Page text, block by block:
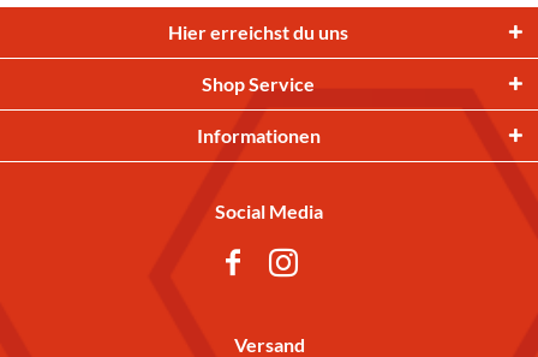
Hier erreichst du uns
Shop Service
Informationen
Social Media
Versand